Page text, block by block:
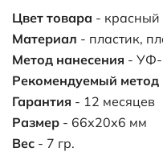
Цвет товара - красный
Материал - пластик,
Метод нанесения - УФ-
Рекомендуемый метод
Гарантия - 12 месяцев
Размер - 66х20х6 мм
Вес - 7 гр.